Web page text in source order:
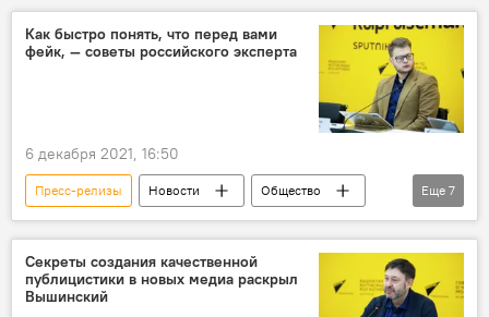
Пресс-видео
Мультимедиа
Кирилл Вышинский
мастер-класс
Как быстро понять, что перед вами
фейк, — советы российского эксперта
6 декабря 2021, 16:50
Пресс-релизы Новости
Общество
Пресс-центр
фейк
опровержение
Образовательный проект SputnikPro
Еще 7
Секреты создания качественной
публицистики в новых медиа раскрыл
Вышинский